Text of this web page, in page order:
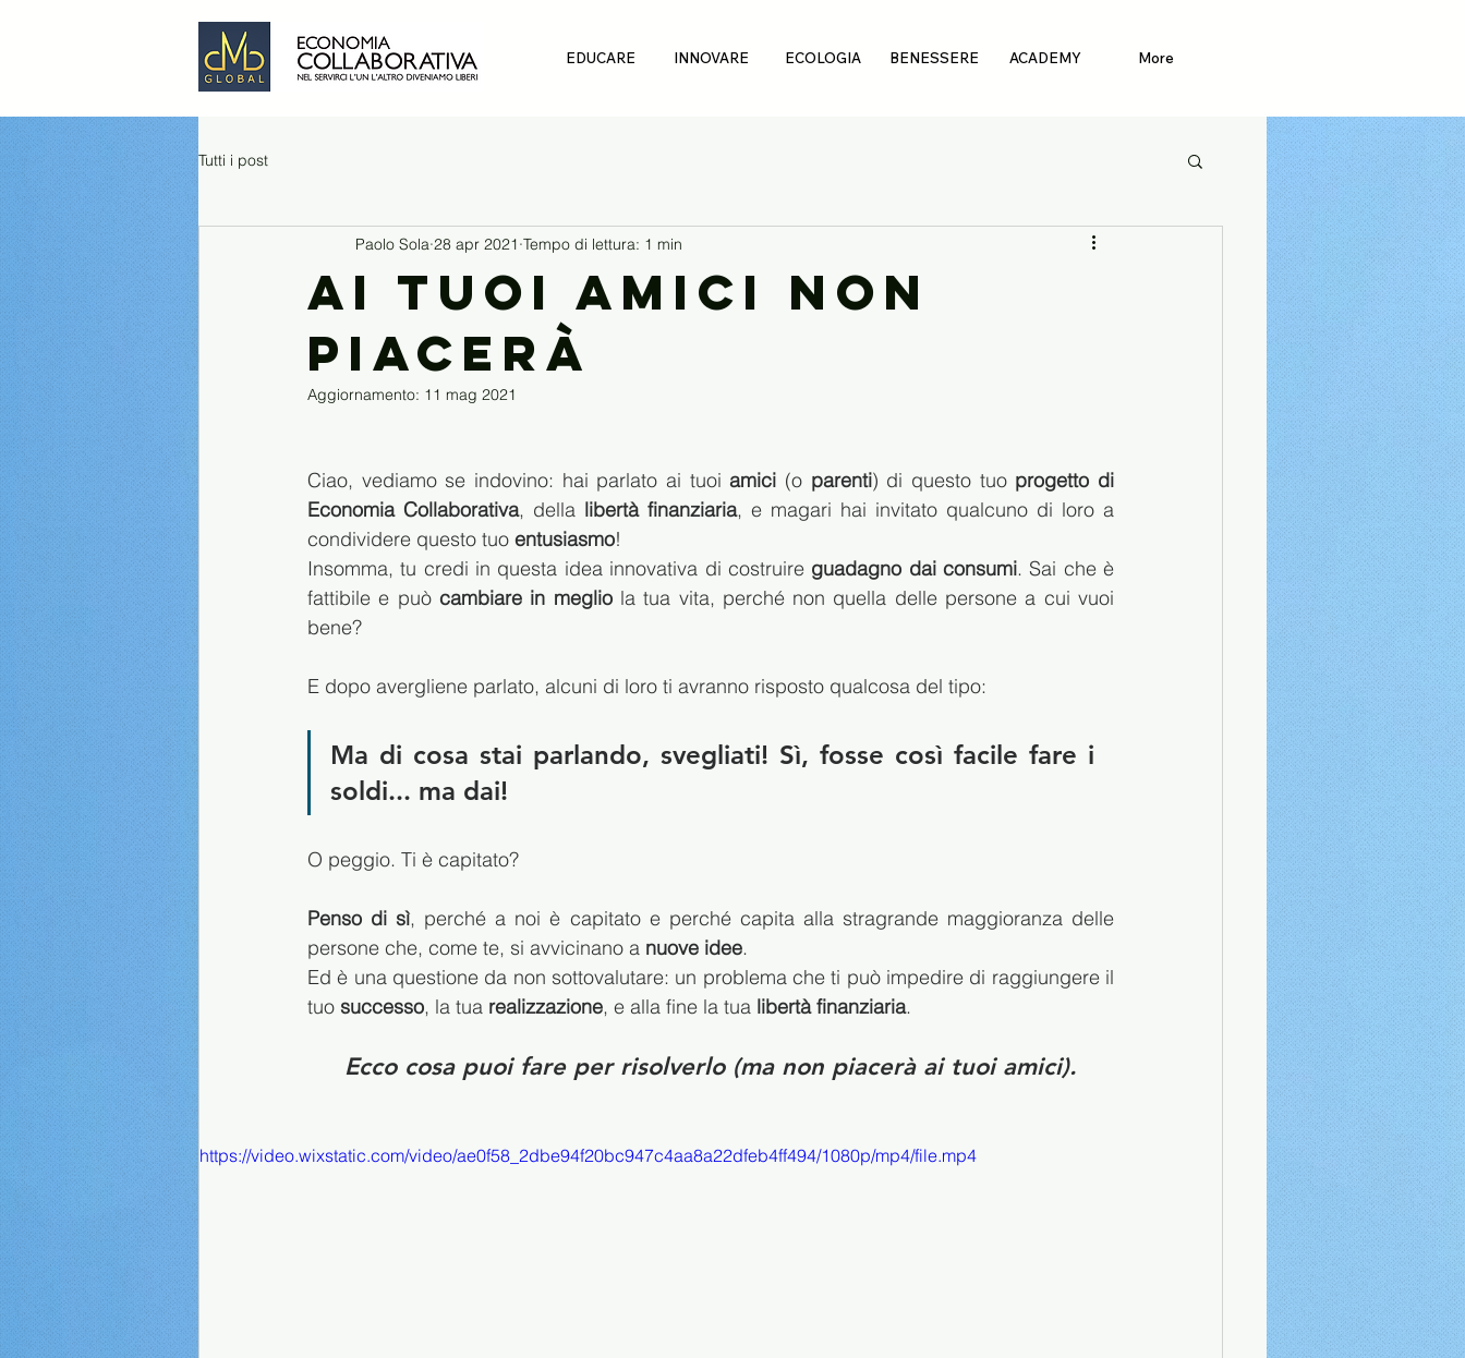
EDUCARE INNOVARE ECOLOGIA BENESSERE ACADEMY More
Tutti i post
Ai tuoi amici non
piacerà
Paolo Sola 28 apr 2021 Tempo di lettura: 1 min
Aggiornamento: 11 mag 2021
Ciao, vediamo se indovino: hai parlato ai tuoi amici (o parenti) di questo tuo progetto di
Economia Collaborativa, della libertà finanziaria, e magari hai invitato qualcuno di loro a
condividere questo tuo entusiasmo!
Insomma, tu credi in questa idea innovativa di costruire guadagno dai consumi. Sai che è
fattibile e può cambiare in meglio la tua vita, perché non quella delle persone a cui vuoi
bene?
E dopo avergliene parlato, alcuni di loro ti avranno risposto qualcosa del tipo:
Ma di cosa stai parlando, svegliati! Sì, fosse così facile fare i
soldi... ma dai!
O peggio. Ti è capitato?
Penso di sì, perché a noi è capitato e perché capita alla stragrande maggioranza delle
persone che, come te, si avvicinano a nuove idee.
Ed è una questione da non sottovalutare: un problema che ti può impedire di raggiungere il
tuo successo, la tua realizzazione, e alla fine la tua libertà finanziaria.
Ecco cosa puoi fare per risolverlo (ma non piacerà ai tuoi amici).
https://video.wixstatic.com/video/ae0f58_2dbe94f20bc947c4aa8a22dfeb4ff494/1080p/mp4/file.mp4